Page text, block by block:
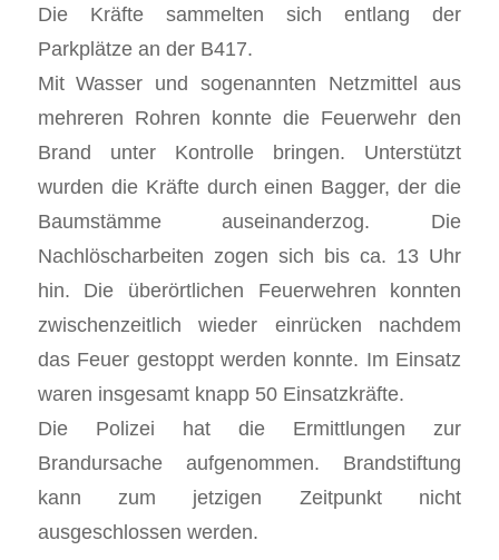
Die Kräfte sammelten sich entlang der
Parkplätze an der B417.
Mit Wasser und sogenannten Netzmittel aus
mehreren Rohren konnte die Feuerwehr den
Brand unter Kontrolle bringen. Unterstützt
wurden die Kräfte durch einen Bagger, der die
Baumstämme auseinanderzog. Die
Nachlöscharbeiten zogen sich bis ca. 13 Uhr
hin. Die überörtlichen Feuerwehren konnten
zwischenzeitlich wieder einrücken nachdem
das Feuer gestoppt werden konnte. Im Einsatz
waren insgesamt knapp 50 Einsatzkräfte.
Die Polizei hat die Ermittlungen zur
Brandursache aufgenommen. Brandstiftung
kann zum jetzigen Zeitpunkt nicht
ausgeschlossen werden.